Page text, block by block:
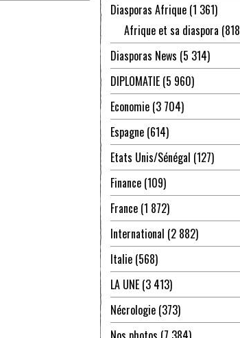
Diasporas Afrique (1 361)
Afrique et sa diaspora
Diasporas News (5 314)
DIPLOMATIE (5 960)
Economie (3 704)
Espagne (614)
Etats Unis/Sénégal (127)
Finance (109)
France (1 872)
International (2 882)
Italie (568)
LA UNE (3 413)
Nécrologie (373)